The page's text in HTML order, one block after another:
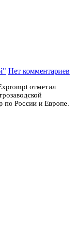
Нет комментариев
отметил
по России и Европе.